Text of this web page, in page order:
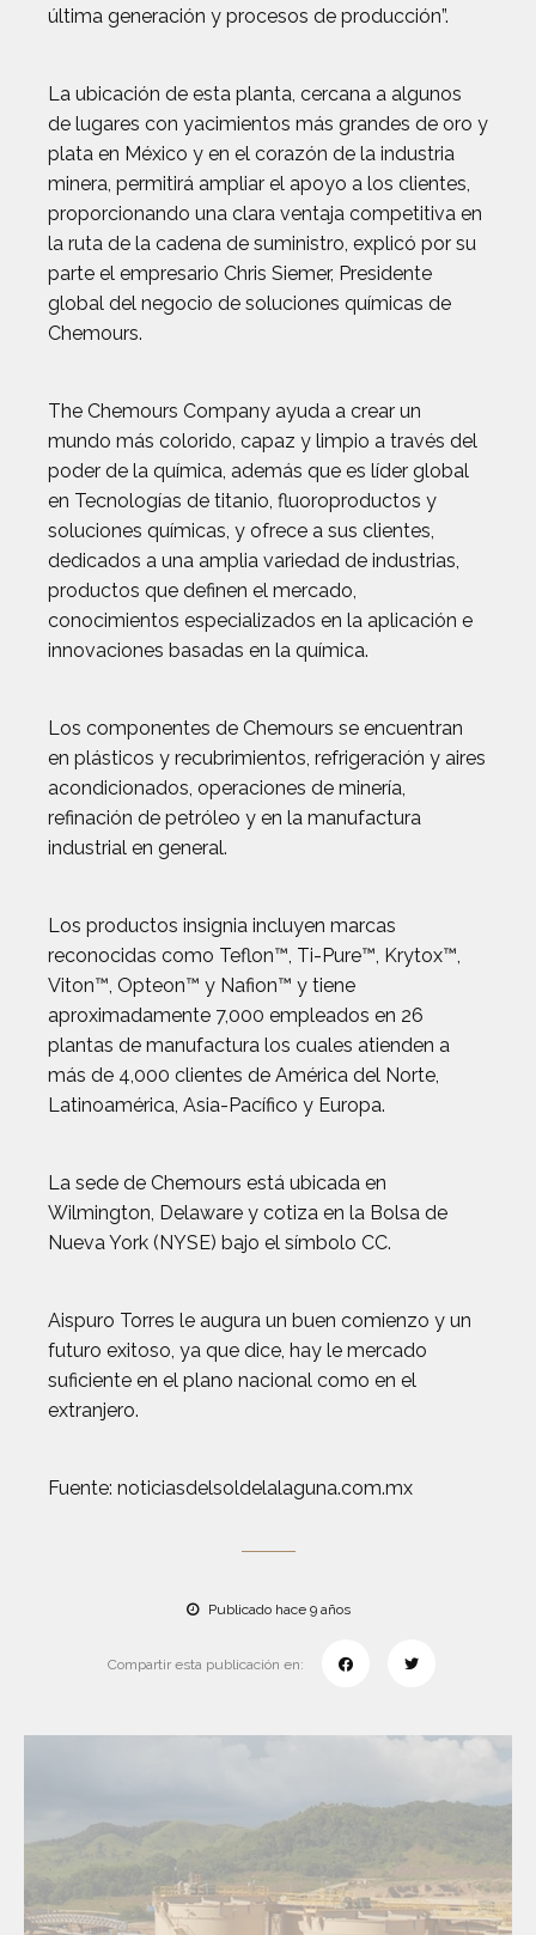
última generación y procesos de producción”.
La ubicación de esta planta, cercana a algunos
de lugares con yacimientos más grandes de oro y
plata en México y en el corazón de la industria
minera, permitirá ampliar el apoyo a los clientes,
proporcionando una clara ventaja competitiva en
la ruta de la cadena de suministro, explicó por su
parte el empresario Chris Siemer, Presidente
global del negocio de soluciones químicas de
Chemours.
The Chemours Company ayuda a crear un
mundo más colorido, capaz y limpio a través del
poder de la química, además que es líder global
en Tecnologías de titanio, fluoroproductos y
soluciones químicas, y ofrece a sus clientes,
dedicados a una amplia variedad de industrias,
productos que definen el mercado,
conocimientos especializados en la aplicación e
innovaciones basadas en la química.
Los componentes de Chemours se encuentran
en plásticos y recubrimientos, refrigeración y aires
acondicionados, operaciones de minería,
refinación de petróleo y en la manufactura
industrial en general.
Los productos insignia incluyen marcas
reconocidas como Teflon™, Ti-Pure™, Krytox™,
Viton™, Opteon™ y Nafion™ y tiene
aproximadamente 7,000 empleados en 26
plantas de manufactura los cuales atienden a
más de 4,000 clientes de América del Norte,
Latinoamérica, Asia-Pacífico y Europa.
La sede de Chemours está ubicada en
Wilmington, Delaware y cotiza en la Bolsa de
Nueva York (NYSE) bajo el símbolo CC.
Aispuro Torres le augura un buen comienzo y un
futuro exitoso, ya que dice, hay le mercado
suficiente en el plano nacional como en el
extranjero.
Fuente: noticiasdelsoldelalaguna.com.mx
Publicado hace 9 años
Compartir esta publicación en: